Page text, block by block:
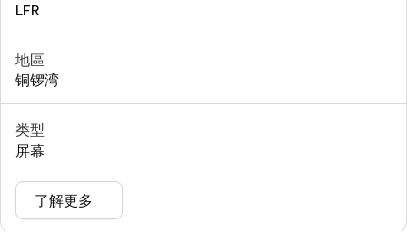
LFR
地區
铜锣湾
类型
屏幕
了解更多